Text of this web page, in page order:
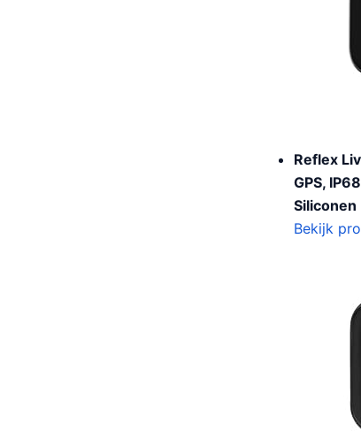
Reflex
GPS,
Siliconen
Bekijk